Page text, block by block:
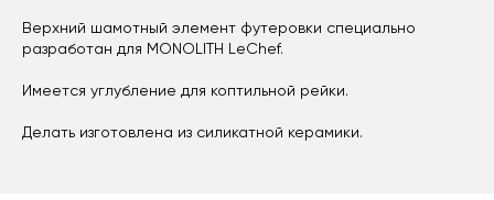
Верхний шамотный элемент футеровки специально
разработан для MONOLITH LeChef.
Имеется углубление для коптильной рейки.
Делать изготовлена ​​из силикатной керамики.